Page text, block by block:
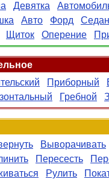
Девятка
Авто Форд
Седан
Щиток Оперение
Приборный
Гребной
Выворачивать
Пересесть
Рулить